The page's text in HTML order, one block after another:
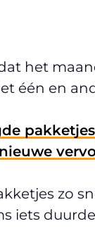
het
één en
nieuwe
zo
iets